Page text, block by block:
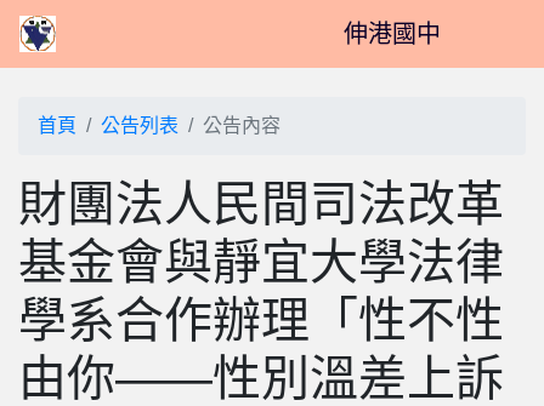
伸港國中
首頁 公告列表 公告內容
財團法人民間司法改革
基金會與靜宜大學法律
學系合作辦理「性不性
由你——性別溫差上訴